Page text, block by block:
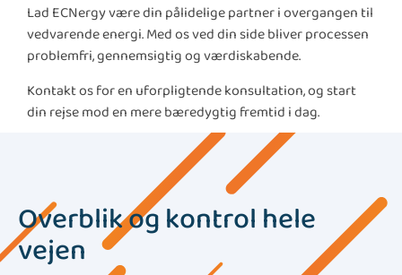
Lad ECNergy være din pålidelige partner i overgangen til
vedvarende energi. Med os ved din side bliver processen
problemfri, gennemsigtig og værdiskabende.
Kontakt os for en uforpligtende konsultation, og start
din rejse mod en mere bæredygtig fremtid i dag.
Overblik og kontrol hele
vejen